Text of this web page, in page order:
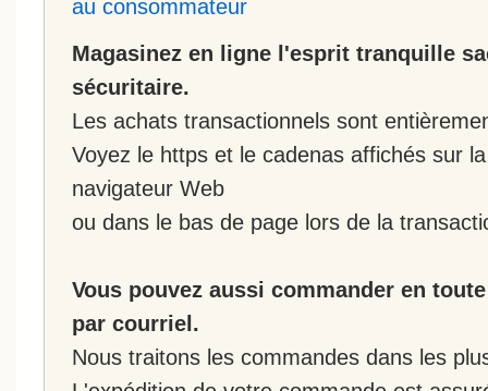
au consommateur
Magasinez en ligne l'esprit tranquille
sécuritaire.
Les achats transactionnels sont
Voyez le https et le cadenas affichés sur
navigateur Web
ou dans le bas de page lors de la
Vous pouvez aussi commander en
par courriel.
Nous traitons les commandes dans les